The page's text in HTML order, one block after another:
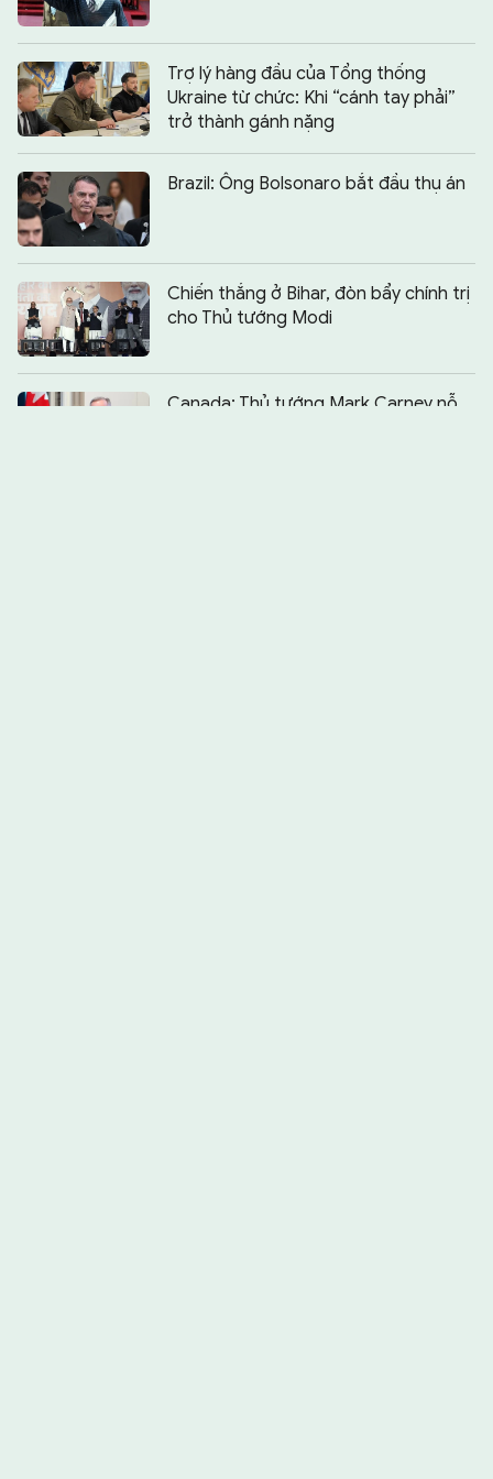
Trợ lý hàng đầu của Tổng thống
Ukraine từ chức: Khi “cánh tay phải”
trở thành gánh nặng
Brazil: Ông Bolsonaro bắt đầu thụ án
Chiến thắng ở Bihar, đòn bẩy chính trị
cho Thủ tướng Modi
Canada: Thủ tướng Mark Carney nỗ